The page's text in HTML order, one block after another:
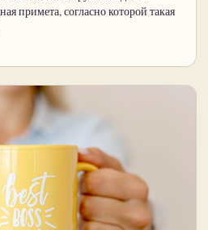
примета, согласно которой такая